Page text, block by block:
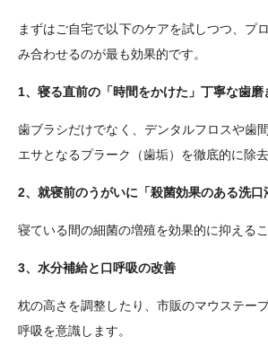
まずはご自宅で以下のケアを試しつつ、プ
み合わせるのが最も効果的です。
1、寝る直前の「時間をかけた」丁寧な歯磨
歯ブラシだけでなく、デンタルフロスや歯
エサとなるプラーク（歯垢）を徹底的に除去
2、就寝前のうがいに「殺菌効果のある洗口
寝ている間の細菌の増殖を効果的に抑えるこ
3、水分補給と口呼吸の改善
枕の高さを調整したり、市販のマウステー
呼吸を意識します。